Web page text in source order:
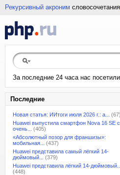
Рекурсивный акроним словосочетания
За последние 24 часа нас посетили
Последние
Новая статья: ИИтоги июля 2026 г.: а...
(67)
Huawei выпустила смартфон Nova 16 SE с
очень...
(405)
«Абсолютный позор для франшизы»:
мобильная...
(437)
Huawei представила самый лёгкий 14-
дюймовый...
(379)
Huawei представила лёгкий 14-дюймовый...
(448)